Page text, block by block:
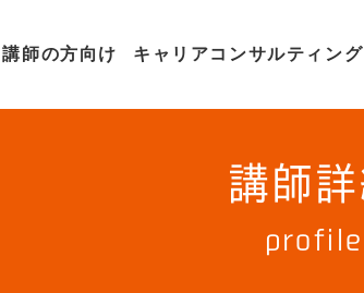
講師の方向け キャリアコンサルティング
講師詳
profile